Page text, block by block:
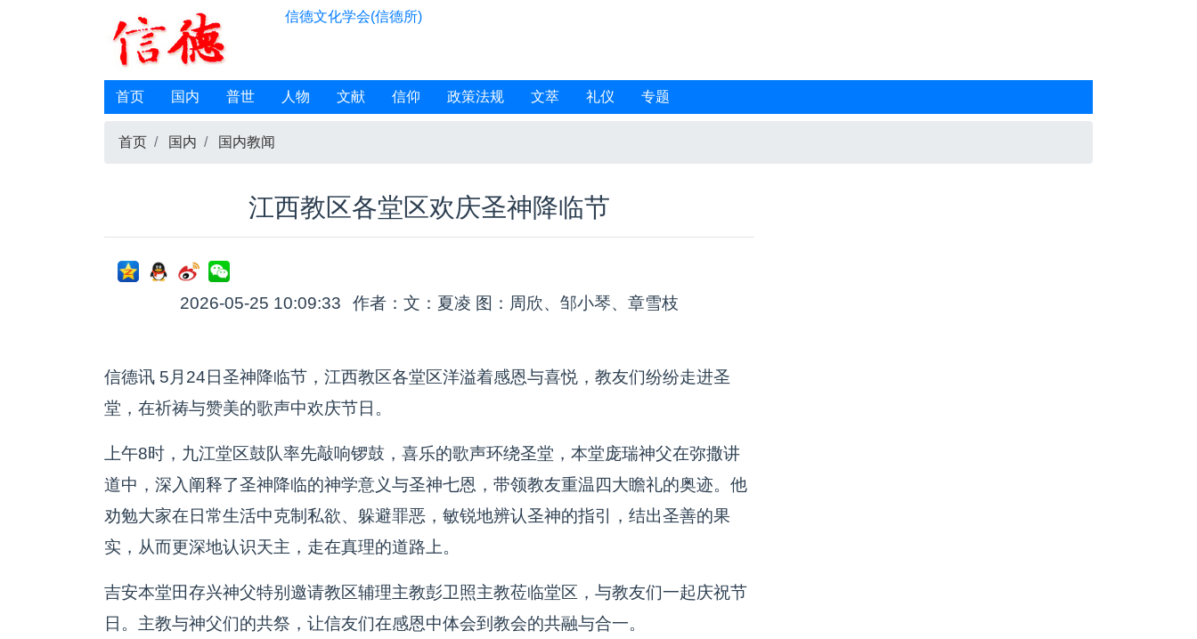
信德文化学会(信德所)
首页 国内 普世 人物 文献 信仰 政策法规 文萃 礼仪 专题
首页 国内 国内教闻
江西教区各堂区欢庆圣神降临节
2026-05-25 10:09:33 作者：文：夏凌 图：周欣、邹小琴、章雪枝
信德讯 5月24日圣神降临节，江西教区各堂区洋溢着感恩与喜悦，教友们纷纷走进圣
堂，在祈祷与赞美的歌声中欢庆节日。
上午8时，九江堂区鼓队率先敲响锣鼓，喜乐的歌声环绕圣堂，本堂庞瑞神父在弥撒讲
道中，深入阐释了圣神降临的神学意义与圣神七恩，带领教友重温四大瞻礼的奥迹。他
劝勉大家在日常生活中克制私欲、躲避罪恶，敏锐地辨认圣神的指引，结出圣善的果
实，从而更深地认识天主，走在真理的道路上。
吉安本堂田存兴神父特别邀请教区辅理主教彭卫照主教莅临堂区，与教友们一起庆祝节
日。主教与神父们的共祭，让信友们在感恩中体会到教会的共融与合一。